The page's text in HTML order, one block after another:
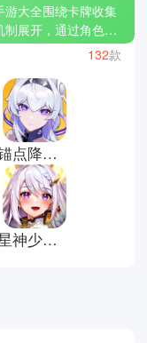
游大全围绕卡牌收集
制展开，通过角色养
构建持续推进的游戏
调轻操作与长期积累
。玩家通常依托阵
接与资源分配完成
片时间中进行日常
，同时借助离线收
延续，如放置奇
闪烁之光等作品。
常见的卡牌放置类
保持持续更新，逐
产品，方便用户集
发展路径与玩法差
132款
锚点降临国际服
星神少女官方版